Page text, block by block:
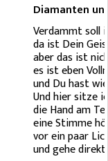
Diamanten
Verdammt soll
da ist Dein
aber das ist
es ist eben
und Du hast
Und hier sitze
die Hand am
eine Stimme
vor ein paar
und gehe